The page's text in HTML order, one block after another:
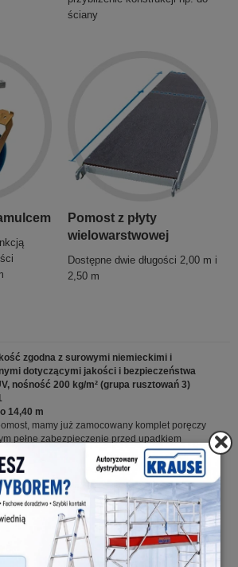
ściany
Pomost z płyty
wielowarstwowej
Dostępne dwie długości 2,00 m i
2,50 m
zgodna z surowymi niemieckimi i
dotyczącymi jakości i bezpieczeństwa
nośność 200 kg/m² (grupa rusztowań 3)
14,40 m
mamy już zamocowany komplet poręczy
pełne zabezpieczenie przed upadkiem
ukośnych z systemem GuardMatic zapewnia
Na czas transportu i przechowywania
złożyć w celu zaoszczędzenia miejsca
poręczyzapewnia maksymalną stabilność na
system połączeń zaciskowych
szybki i bezpieczny montaż i demontaż
ukośnych zapewnia maksymalną przestrzeń
pomiędzy kolejnymi pomostami wynosi 2 m